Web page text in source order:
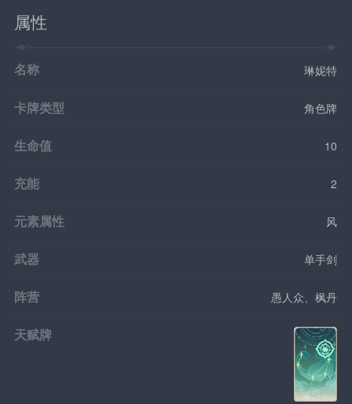
属性
名称 琳妮特
卡牌类型 角色牌
生命值 10
充能 2
元素属性 风
武器 单手剑
阵营 愚人众、枫丹
天赋牌